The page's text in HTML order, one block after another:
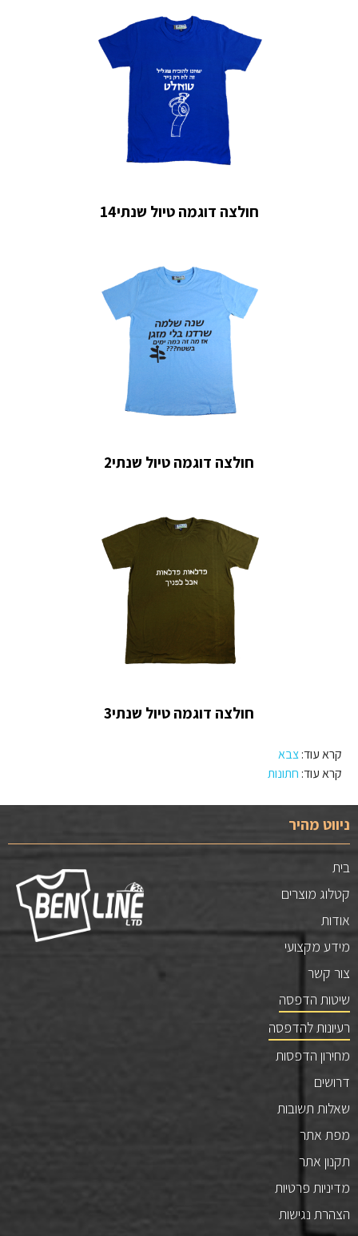
חולצה דוגמה טיול שנתי14
חולצה דוגמה טיול שנתי2
חולצה דוגמה טיול שנתי3
קרא עוד:צבא
קרא עוד: חתונות
ניווט מהיר
בית
קטלוג מוצרים
אודות
מידע מקצועי
צור קשר
שיטות הדפסה
רעיונות להדפסה
מחירון הדפסות
דרושים
שאלות תשובות
מפת אתר
תקנון אתר
מדיניות פרטיות
הצהרת נגישות